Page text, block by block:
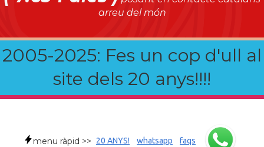
arreu del món
2005-2025: Fes un cop d'ull al
site dels 20 anys!!!!
menu ràpid >> 20 ANYS! whatsapp faqs